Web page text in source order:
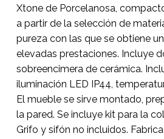
Xtone de Porcelanosa,
a partir de la selección de
pureza con las que se obtiene
elevadas prestaciones. Incluye
sobreencimera de cerámica.
iluminación LED IP44,
El mueble se sirve montado,
la pared. Se incluye kit para la
Grifo y sifón no incluidos.